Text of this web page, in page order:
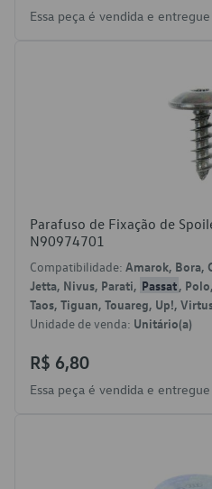
Essa peça é vendida e
Parafuso de Fixação de
N90974701
Compatibilidade: Amarok, Bora,
Jetta, Nivus, Parati, Passat,
Taos, Tiguan, Touareg, Up!,
Unidade de venda: Unitário(a)
R$ 6,80
Essa peça é vendida e